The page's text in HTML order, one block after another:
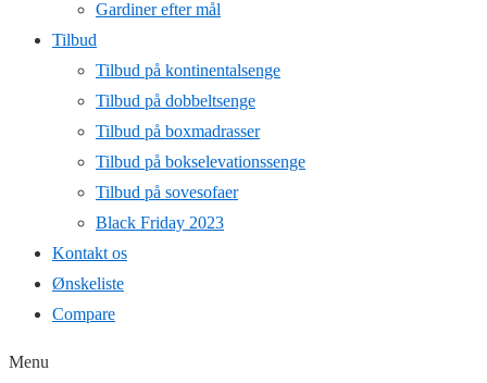
Gardiner efter mål
Tilbud
Tilbud på kontinentalsenge
Tilbud på dobbeltsenge
Tilbud på boxmadrasser
Tilbud på bokselevationssenge
Tilbud på sovesofaer
Black Friday 2023
Kontakt os
Ønskeliste
Compare
Menu